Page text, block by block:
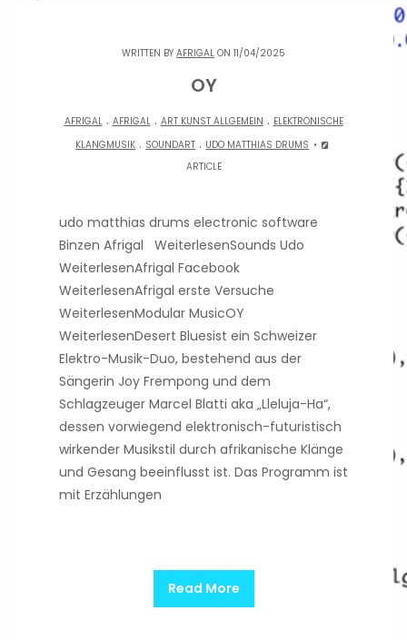
WRITTEN BY AFRIGAL ON 11/04/2025
OY
AFRIGAL. AFRIGAL. ART KUNST ALLGEMEIN . ELEKTRONISCHE
KLANGMUSIK . SOUNDART . UDO MATTHIAS DRUMS
ARTICLE
udo matthias drums electronic software
Binzen Afrigal WeiterlesenSounds Udo
WeiterlesenAfrigal Facebook
WeiterlesenAfrigal erste Versuche
WeiterlesenModular MusicOY
WeiterlesenDesert Bluesist ein Schweizer
Elektro-Musik-Duo, bestehend aus der
Sängerin Joy Frempong und dem
Schlagzeuger Marcel Blatti aka „Lleluja-Ha“,
dessen vorwiegend elektronisch-futuristisch
wirkender Musikstil durch afrikanische Klänge
und Gesang beeinflusst ist. Das Programm ist
mit Erzählungen
Read More